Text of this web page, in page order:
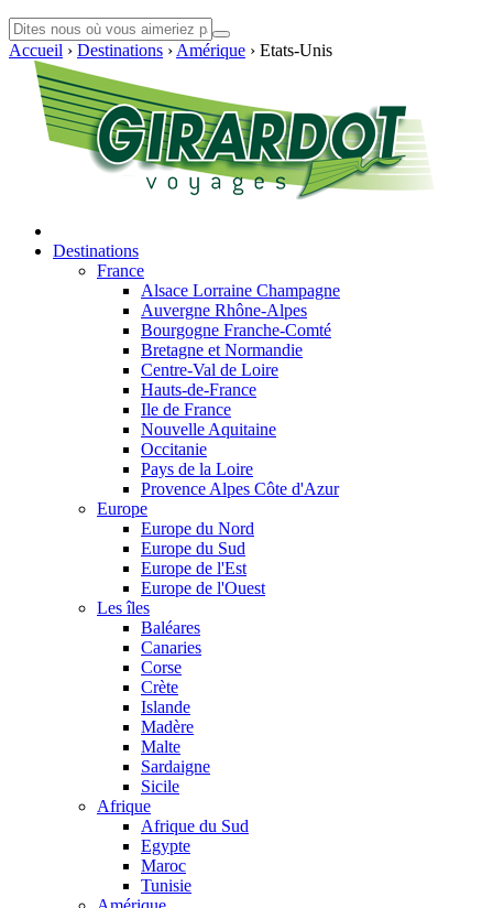
Accueil › Destinations › Amérique › Etats-Unis
Destinations
France
Alsace Lorraine Champagne
Auvergne Rhône-Alpes
Bourgogne Franche-Comté
Bretagne et Normandie
Centre-Val de Loire
Hauts-de-France
Ile de France
Nouvelle Aquitaine
Occitanie
Pays de la Loire
Provence Alpes Côte d'Azur
Europe
Europe du Nord
Europe du Sud
Europe de l'Est
Europe de l'Ouest
Les îles
Baléares
Canaries
Corse
Crète
Islande
Madère
Malte
Sardaigne
Sicile
Afrique
Afrique du Sud
Egypte
Maroc
Tunisie